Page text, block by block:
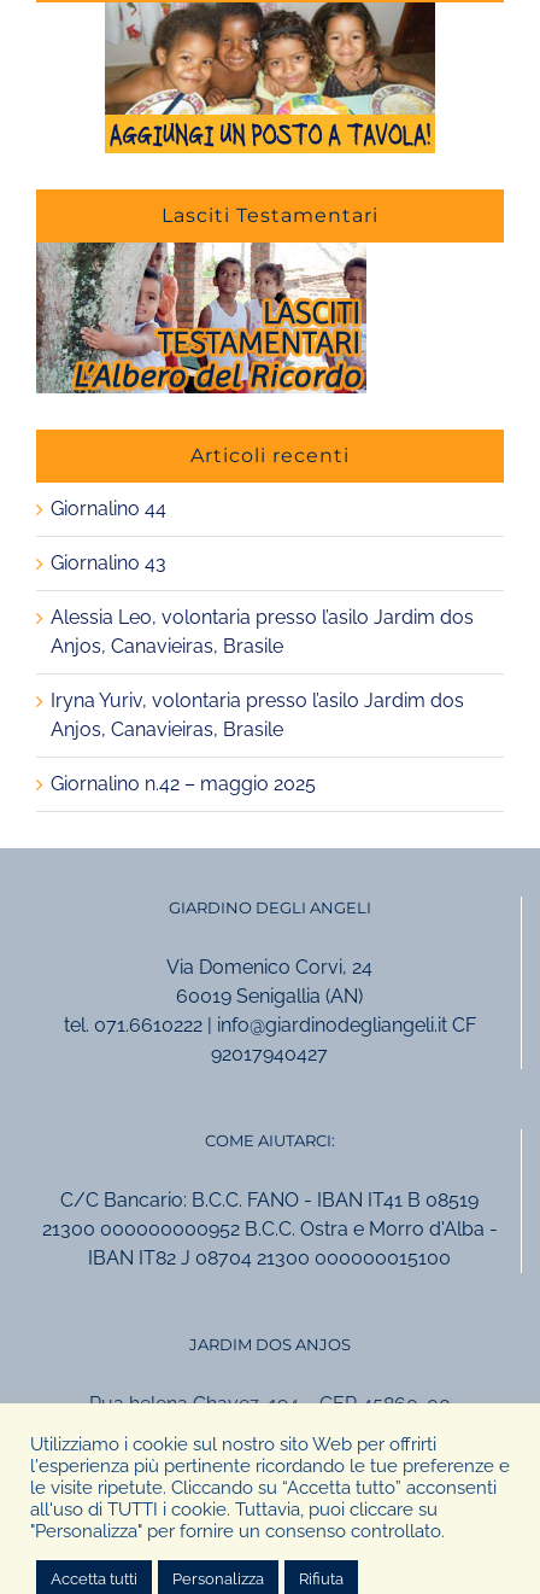
Lasciti Testamentari
Articoli recenti
Giornalino 44
Giornalino 43
Alessia Leo, volontaria presso l’asilo Jardim dos
Anjos, Canavieiras, Brasile
Iryna Yuriv, volontaria presso l’asilo Jardim dos
Anjos, Canavieiras, Brasile
Giornalino n.42 – maggio 2025
GIARDINO DEGLI ANGELI
Via Domenico Corvi, 24
60019 Senigallia (AN)
tel. 071.6610222 | info@giardinodegliangeli.it CF
92017940427
COME AIUTARCI:
C/C Bancario: B.C.C. FANO - IBAN IT41 B 08519
21300 000000000952 B.C.C. Ostra e Morro d'Alba -
IBAN IT82 J 08704 21300 000000015100
JARDIM DOS ANJOS
Rua helena Chavez, 194 – CEP 45860-00
Canavieiras, Bahia, Brasil
tel +55.73.999957924
ass.giardino@gmail.com
Utilizziamo i cookie sul nostro sito Web per offrirti
l'esperienza più pertinente ricordando le tue preferenze e
le visite ripetute. Cliccando su “Accetta tutto” acconsenti
all'uso di TUTTI i cookie. Tuttavia, puoi cliccare su
"Personalizza" per fornire un consenso controllato.
Accetta tutti Personalizza Rifiuta